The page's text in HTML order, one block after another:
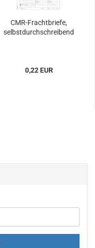
CMR-Frachtbriefe,
selbstdurchschreibend
0,22 EUR